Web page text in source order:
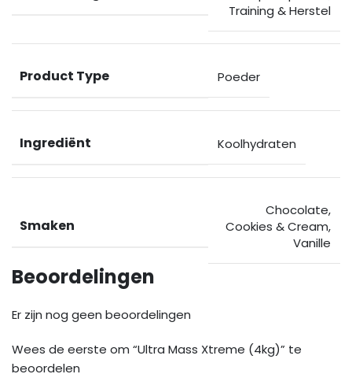
Training & Herstel
Product Type Poeder
Ingrediënt Koolhydraten
Smaken
Chocolate,
Cookies & Cream,
Vanille
Beoordelingen
Er zijn nog geen beoordelingen
Wees de eerste om “Ultra Mass Xtreme (4kg)” te
beoordelen